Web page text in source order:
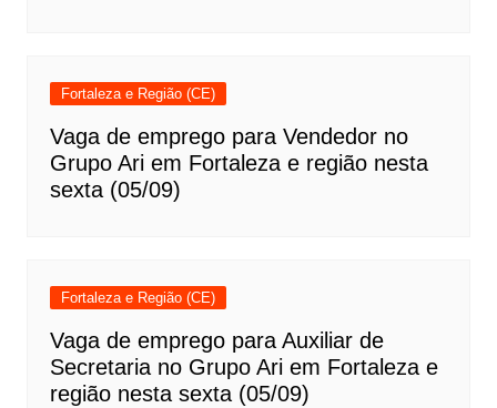
Fortaleza e Região (CE)
Vaga de emprego para Vendedor no
Grupo Ari em Fortaleza e região nesta
sexta (05/09)
Fortaleza e Região (CE)
Vaga de emprego para Auxiliar de
Secretaria no Grupo Ari em Fortaleza e
região nesta sexta (05/09)